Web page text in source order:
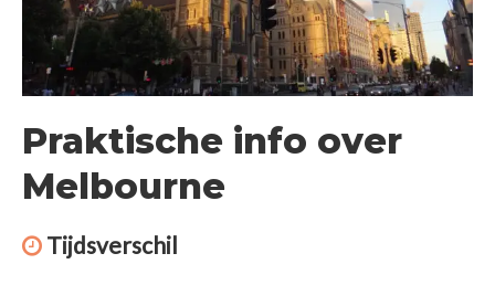
Praktische info over
Melbourne
Tijdsverschil